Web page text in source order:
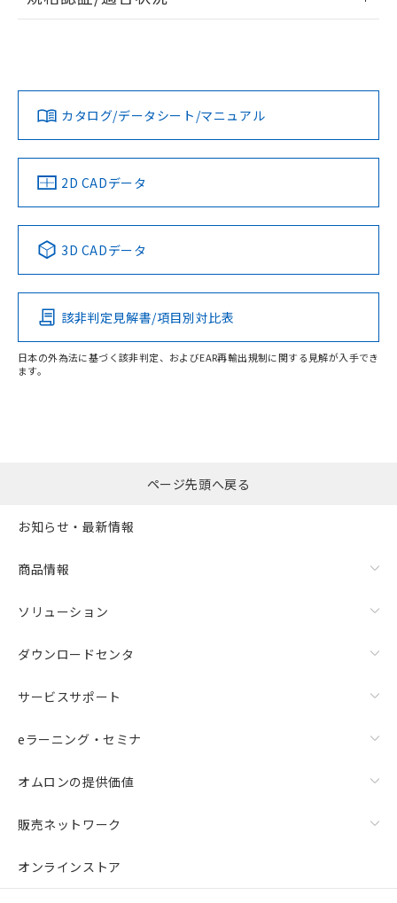
ログイン/会員登録
ダウンロードデータをご利用いただく前に、以下を必ずお読
みください。
ソフトウェアの使用条件
K3HB-SSD-A-DRT1 AC/DC24のRoHS対応状況については、
この製品のRoHS/REACH対応状況ページへ
LR型式承認
（イギリス
船舶規格）
DNV型式承認
（ノルウェー
BV型式承認
（フランス
KR型式
（韓国
No No No No
この製品の規格認証/適合状況ページへ
その他の認証はこちらのページからご検索ください
カタログ/データシート/マニュアル
2D CADデータ
3D CADデータ
該非判定見解書/項目別対比表
日本の外為法に基づく該非判定、およびEAR再輸出規制に関する見解が入手でき
ます。
ページ先頭へ戻る
お知らせ・最新情報
商品情報
ソリューション
ダウンロードセンタ
サービスサポート
eラーニング・セミナ
オムロンの提供価値
販売ネットワーク
オンラインストア